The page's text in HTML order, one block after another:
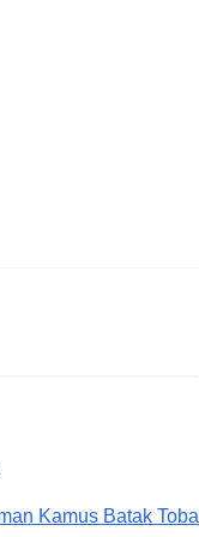
Kamus Batak Toba